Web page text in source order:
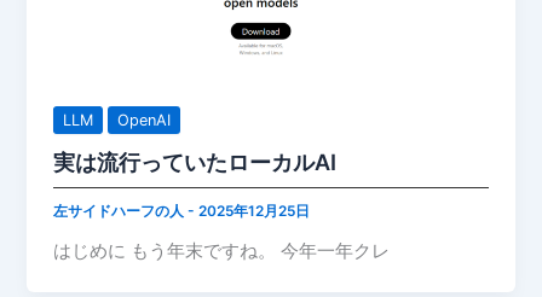
LLM OpenAI
実は流行っていたローカルAI
左サイドハーフの人-2025年12月25日
はじめに もう年末ですね。 今年一年クレ